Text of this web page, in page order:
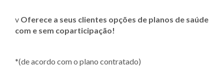
v Oferece a seus clientes opções de planos de saúde
com e sem coparticipação!
*(de acordo com o plano contratado)